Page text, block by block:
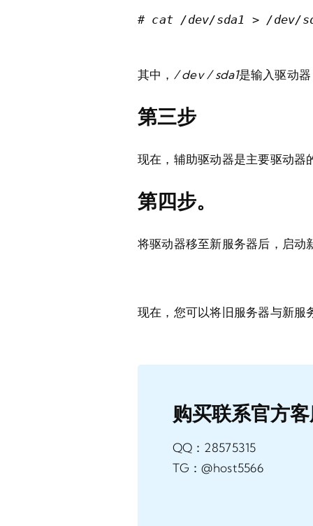
# cat /dev/sda1 > /dev/
其中， / dev / sda1是输入驱动
第三步
现在，辅助驱动器是主要驱动器
第四步。
将驱动器移至新服务器后，启动
现在，您可以将旧服务器与新服
购买联系官方
QQ：28575315
TG：@host5566